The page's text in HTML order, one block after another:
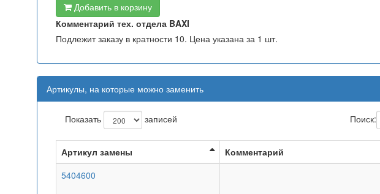
Добавить в корзину
Комментарий тех. отдела BAXI
Подлежит заказу в кратности 10. Цена указана за 1 шт.
Артикулы, на которые можно заменить
Показать записей Поиск:
Артикул замены Комментарий
5404600